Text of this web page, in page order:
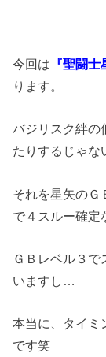
今回は 『聖闘
ります。
バジリスク絆の
たりするじゃな
それを星矢のＧ
で４スルー確定
ＧＢレベル３で
いますし…
本当に、タイミ
です笑